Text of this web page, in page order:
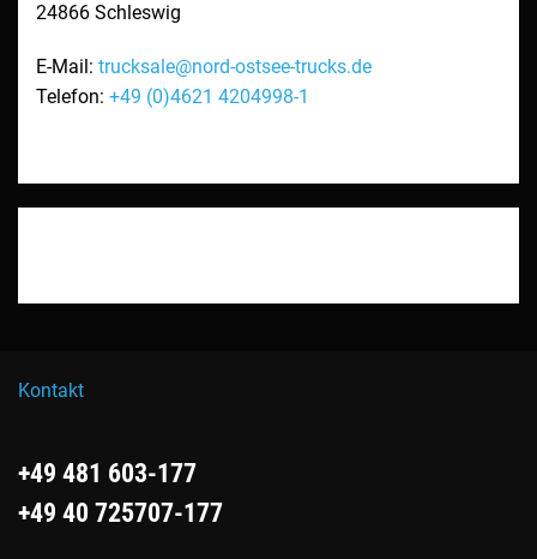
24866 Schleswig
E-Mail: trucksale@nord-ostsee-trucks.de
Telefon: +49 (0)4621 4204998-1
Kontakt
+49 481 603-177
+49 40 725707-177